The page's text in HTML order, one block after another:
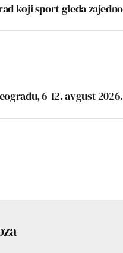
koji sport gleda zajedno
6-12. avgust 2026.